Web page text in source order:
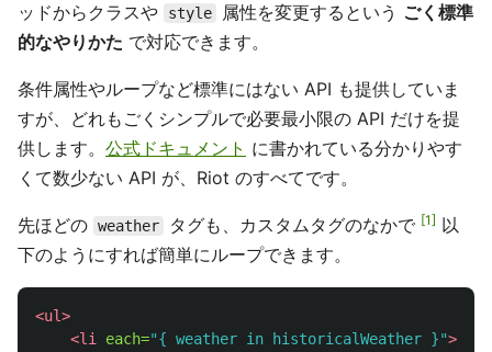
ッドからクラスや
style 属性を変更するという ごく標準
的なやりかた で対応できます。
条件属性やループなど標準にはない API も提供していま
すが、どれもごくシンプルで必要最小限の API だけを提
供します。 公式ドキュメント に書かれている分かりやす
くて数少ない API が、Riot のすべてです。
先ほどの weather タグも、カスタムタグのなかで 1
以
下のようにすれば簡単にループできます。
<ul>
<li
each="{ weather in historicalWeather }">